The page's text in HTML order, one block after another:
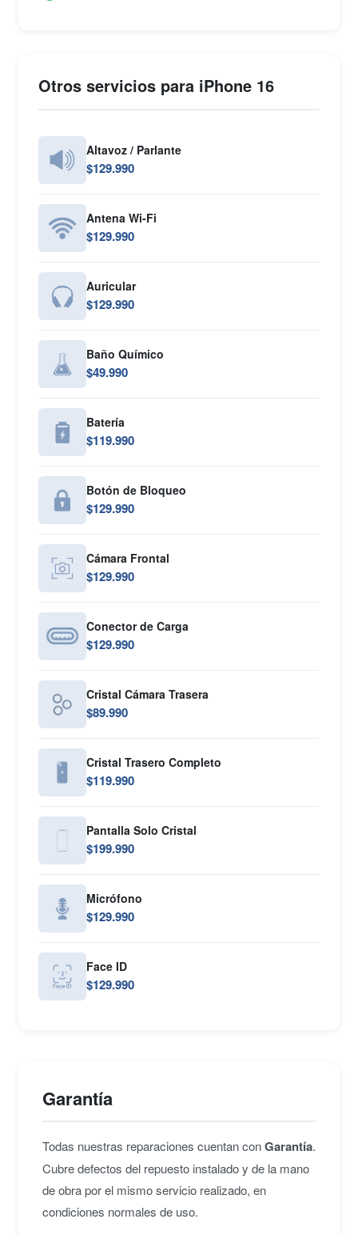
Otros servicios para iPhone 16
Altavoz / Parlante
$129.990
Antena Wi-Fi
$129.990
Auricular
$129.990
Baño Químico
$49.990
Batería
$119.990
Botón de Bloqueo
$129.990
Cámara Frontal
$129.990
Conector de Carga
$129.990
Cristal Cámara Trasera
$89.990
Cristal Trasero Completo
$119.990
Pantalla Solo Cristal
$199.990
Micrófono
$129.990
Face ID
$129.990
Garantía
Todas nuestras reparaciones cuentan conGarantía.
Cubre defectos del repuesto instalado y de la mano
de obra por el mismo servicio realizado, en
condiciones normales de uso.